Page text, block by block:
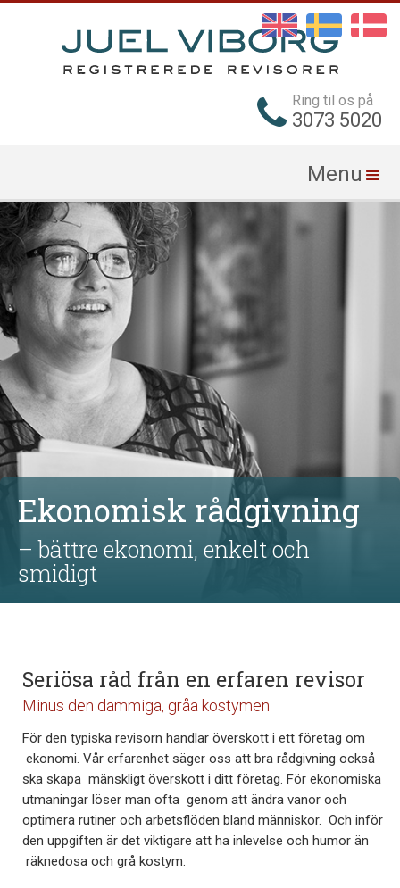
Ring til os på
3073 5020
Menu
Ekonomisk rådgivning
– bättre ekonomi, enkelt och
smidigt
Seriösa råd från en erfaren revisor
Minus den dammiga, gråa kostymen
För den typiska revisorn handlar överskott i ett företag om
ekonomi. Vår erfarenhet säger oss att bra rådgivning också
ska skapa mänskligt överskott i ditt företag. För ekonomiska
utmaningar löser man ofta genom att ändra vanor och
optimera rutiner och arbetsflöden bland människor. Och inför
den uppgiften är det viktigare att ha inlevelse och humor än
räknedosa och grå kostym.